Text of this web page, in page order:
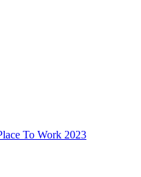
To Work 2023